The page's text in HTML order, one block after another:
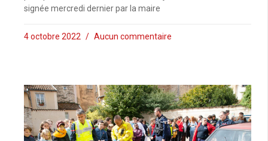
signée mercredi dernier par la maire
4 octobre 2022 Aucun commentaire